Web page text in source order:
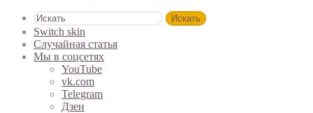
Искать
Switch skin
Случайная статья
Мы в соцсетях
YouTube
vk.com
Telegram
Дзен